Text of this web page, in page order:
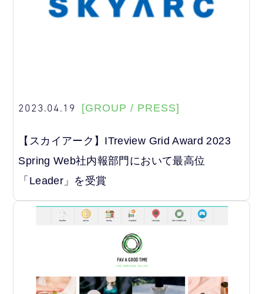
2023.04.19 [GROUP / PRESS]
【スカイアーク】 ITreview Grid Award 2023
Spring Web社内報部門において最高位
「Leader」を受賞